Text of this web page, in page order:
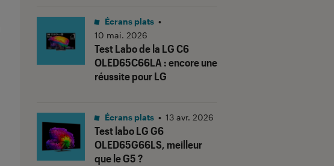
Test Labo de la LG C6
OLED65C66LA : encore une
réussite pour LG
Écrans plats •
10 mai. 2026
Test labo LG G6
OLED65G66LS, meilleur
que le G5 ?
Écrans plats • 13 avr. 2026